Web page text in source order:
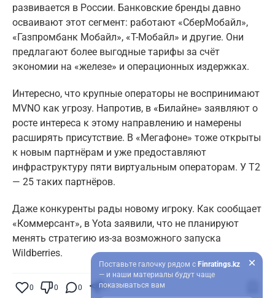
развивается в России. Банковские бренды давно
осваивают этот сегмент: работают «СберМобайл»,
«Газпромбанк Мобайл», «Т-Мобайл» и другие. Они
предлагают более выгодные тарифы за счёт
экономии на «железе» и операционных издержках.
Интересно, что крупные операторы не воспринимают
MVNO как угрозу. Напротив, в «Билайне» заявляют о
росте интереса к этому направлению и намерены
расширять присутствие. В «Мегафоне» тоже открыты
к новым партнёрам и уже предоставляют
инфраструктуру пяти виртуальным операторам. У Т2
— 25 таких партнёров.
Даже конкуренты рады новому игроку. Как сообщает
«Коммерсант», в Yota заявили, что не планируют
менять стратегию из-за возможного запуска
Wildberries.
0 0 0 0
Поставьте галочку рядом с Finratings.kz
— и наши материалы будут чаще
показываться вам